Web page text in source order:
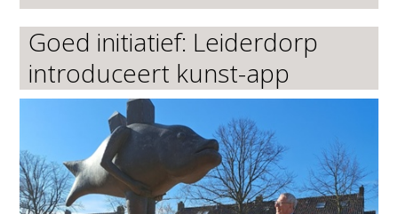
Goed initiatief: Leiderdorp
introduceert kunst-app